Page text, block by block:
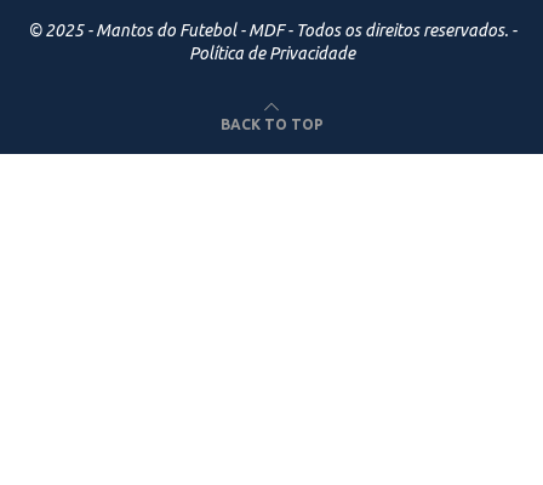
© 2025 - Mantos do Futebol - MDF - Todos os direitos reservados. -
Política de Privacidade
BACK TO TOP